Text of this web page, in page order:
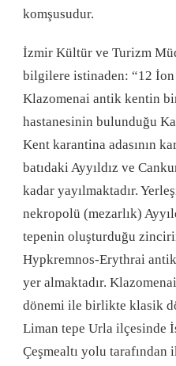
komşusudur.
İzmir Kültür ve Turizm
bilgilere istinaden: “12
Klazomenai antik kentin
hastanesinin bulunduğu
Kent karantina adasının
batıdaki Ayyıldız ve
kadar yayılmaktadır.
nekropolü (mezarlık)
tepenin oluşturduğu
Hypkremnos-Erythrai
yer almaktadır.
dönemi ile birlikte klasik
Liman tepe Urla ilçesinde
Çeşmealtı yolu tarafından